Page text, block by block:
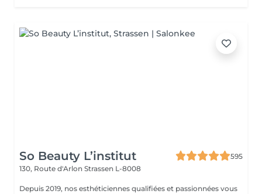
So Beauty L’institut
595
130, Route d'Arlon Strassen L-8008
Depuis 2019, nos esthéticiennes qualifiées et passionnées vous